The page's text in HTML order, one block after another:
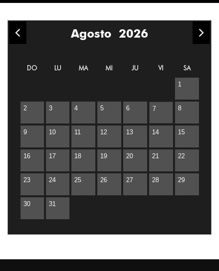
Bogotá
Agosto 2026
DO LU MA MI JU VI SA
1
2 3 4 5 6 7 8
9 10 11 12 13 14 15
16 17 18 19 20 21 22
23 24 25 26 27 28 29
30 31